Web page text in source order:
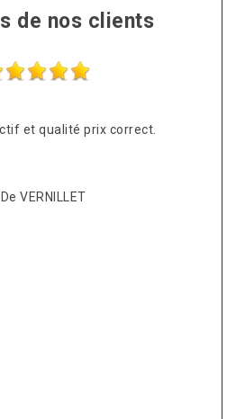
de nos clients
et qualité prix correct.
De VERNILLET